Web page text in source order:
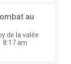
au
de la valée
8:17 am